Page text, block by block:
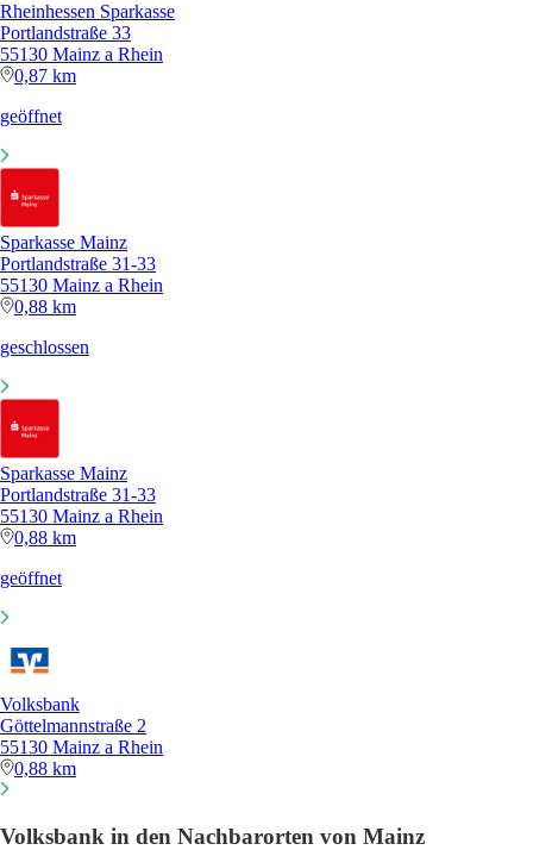
Rheinhessen Sparkasse
Portlandstraße 33
55130 Mainz a Rhein
0,87 km
geöffnet
Sparkasse Mainz
Portlandstraße 31-33
55130 Mainz a Rhein
0,88 km
geschlossen
Sparkasse Mainz
Portlandstraße 31-33
55130 Mainz a Rhein
0,88 km
geöffnet
Volksbank
Göttelmannstraße 2
55130 Mainz a Rhein
0,88 km
Volksbank in den Nachbarorten von Mainz